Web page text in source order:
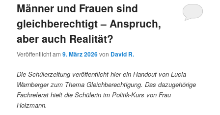
Männer und Frauen sind
gleichberechtigt – Anspruch,
aber auch Realität?
Veröffentlicht am9. März 2026von David R.
Die Schülerzeitung veröffentlicht hier ein Handout von Lucia
Warnberger zum Thema Gleichberechtigung. Das dazugehörige
Fachreferat hielt die Schülerin im Politik-Kurs von Frau
Holzmann.